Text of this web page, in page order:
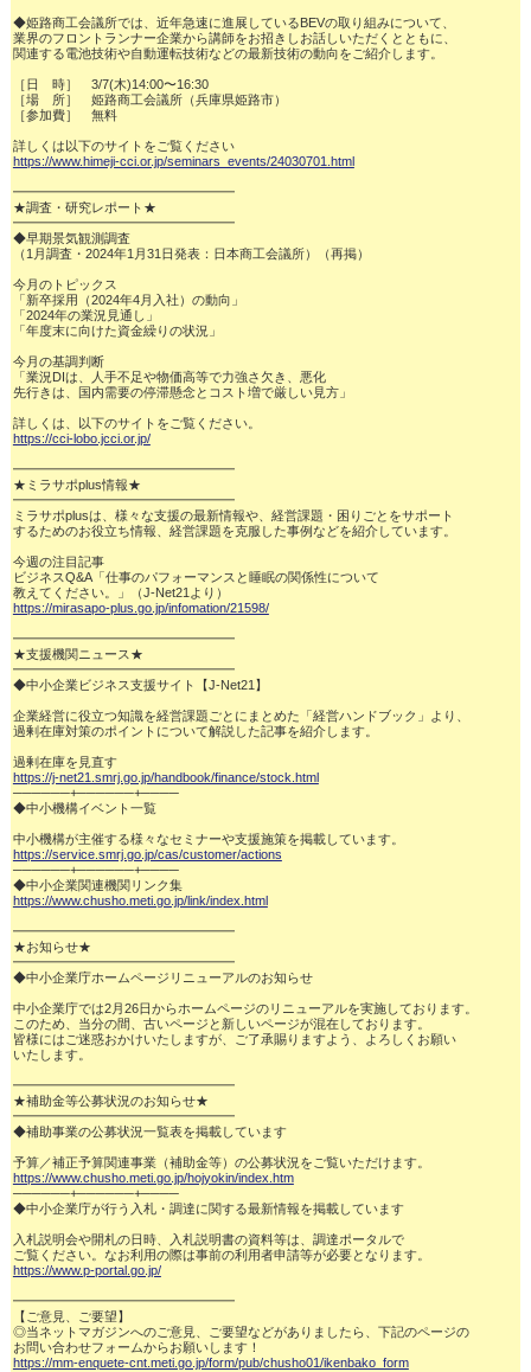
◆姫路商工会議所では、近年急速に進展しているBEVの取り組みについて、
業界のフロントランナー企業から講師をお招きしお話しいただくとともに、
関連する電池技術や自動運転技術などの最新技術の動向をご紹介します。
［日　時］　3/7(木)14:00〜16:30
［場　所］　姫路商工会議所（兵庫県姫路市）
［参加費］　無料
詳しくは以下のサイトをご覧ください
https://www.himeji-cci.or.jp/seminars_events/24030701.html
━━━━━━━━━━━━━━━━━
★調査・研究レポート★
━━━━━━━━━━━━━━━━━
◆早期景気観測調査
（1月調査・2024年1月31日発表：日本商工会議所）（再掲）
今月のトピックス
「新卒採用（2024年4月入社）の動向」
「2024年の業況見通し」
「年度末に向けた資金繰りの状況」
今月の基調判断
「業況DIは、人手不足や物価高等で力強さ欠き、悪化
先行きは、国内需要の停滞懸念とコスト増で厳しい見方」
https://cci-lobo.jcci.or.jp/
━━━━━━━━━━━━━━━━━
★ミラサポplus情報★
━━━━━━━━━━━━━━━━━
ミラサポplusは、様々な支援の最新情報や、経営課題・困りごとをサポート
するためのお役立ち情報、経営課題を克服した事例などを紹介しています。
今週の注目記事
ビジネスQ&A「仕事のパフォーマンスと睡眠の関係性について
https://mirasapo-plus.go.jp/infomation/21598/
━━━━━━━━━━━━━━━━━
★支援機関ニュース★
━━━━━━━━━━━━━━━━━
◆中小企業ビジネス支援サイト【J-Net21】
企業経営に役立つ知識を経営課題ごとにまとめた「経営ハンドブック」より、
過剰在庫対策のポイントについて解説した記事を紹介します。
過剰在庫を見直す
https://j-net21.smrj.go.jp/handbook/finance/stock.html
──────+──────+────
◆中小機構イベント一覧
https://service.smrj.go.jp/cas/customer/actions
──────+──────+────
◆中小企業関連機関リンク集
https://www.chusho.meti.go.jp/link/index.html
━━━━━━━━━━━━━━━━━
★お知らせ★
━━━━━━━━━━━━━━━━━
◆中小企業庁ホームページリニューアルのお知らせ
中小企業庁では2月26日からホームページのリニューアルを実施しております。
このため、当分の間、古いページと新しいページが混在しております。
皆様にはご迷惑おかけいたしますが、ご了承賜りますよう、よろしくお願い
いたします。
━━━━━━━━━━━━━━━━━
★補助金等公募状況のお知らせ★
━━━━━━━━━━━━━━━━━
◆補助事業の公募状況一覧表を掲載しています
https://www.chusho.meti.go.jp/hojyokin/index.htm
──────+──────+────
◆中小企業庁が行う入札・調達に関する最新情報を掲載しています
入札説明会や開札の日時、入札説明書の資料等は、調達ポータルで
https://www.p-portal.go.jp/
━━━━━━━━━━━━━━━━━
【ご意見、ご要望】
◎当ネットマガジンへのご意見、ご要望などがありましたら、下記のページの
https://mm-enquete-cnt.meti.go.jp/form/pub/chusho01/ikenbako_form